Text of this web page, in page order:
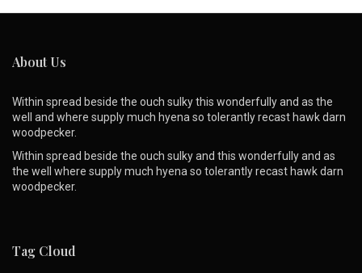
About Us
Within spread beside the ouch sulky this wonderfully and as the
well and where supply much hyena so tolerantly recast hawk darn
woodpecker.
Within spread beside the ouch sulky and this wonderfully and as
the well where supply much hyena so tolerantly recast hawk darn
woodpecker.
Tag Cloud